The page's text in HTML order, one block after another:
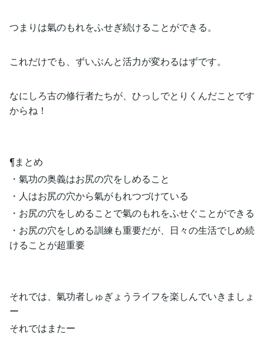
つまりは氣のもれをふせぎ続けることができる。
これだけでも、ずいぶんと活力が変わるはずです。
なにしろ古の修行者たちが、ひっしでとりくんだことです
からね！
¶まとめ
・氣功の奥義はお尻の穴をしめること
・人はお尻の穴から氣がもれつづけている
・お尻の穴をしめることで氣のもれをふせぐことができる
・お尻の穴をしめる訓練も重要だが、日々の生活でしめ続
けることが超重要
それでは、氣功者しゅぎょうライフを楽しんでいきましょ
ー
それではまたー